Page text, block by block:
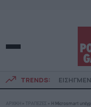
TRENDS:
ΑΡΧΙΚΗ » ΤΡΑΠΕΖΕΣ » Η Microsmart